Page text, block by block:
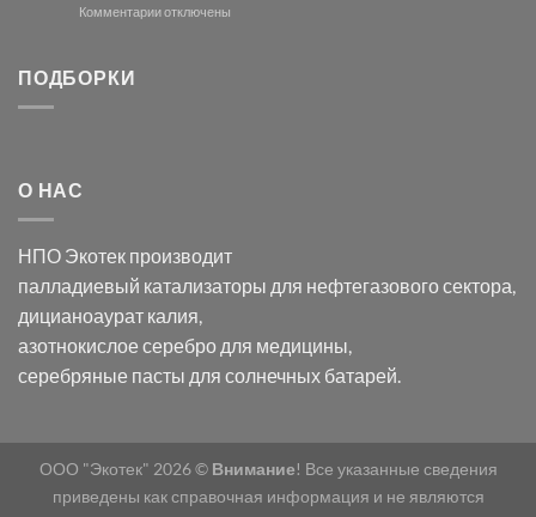
модификации
и
Комментариик
оксида
в
электролите
калий
дицианоаурат–
гексацианоферрата
отключены
ПОДБОРКИ
О НАС
НПО Экотек производит
палладиевый катализаторы для нефтегазового сектора,
дицианоаурат калия
азотнокислое серебро для медицины,
серебряные пасты для солнечных батарей.
ООО "Экотек" 2026 © Внимание! Все указанные сведения
приведены как справочная информация и не являются